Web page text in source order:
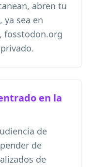
abren tu
ya sea en
fosstodon.org
en la
de
de
de